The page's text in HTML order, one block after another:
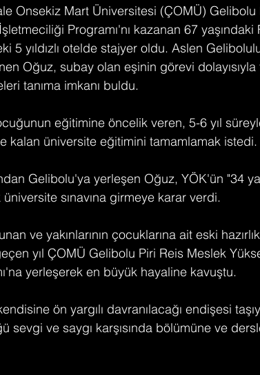
Onsekiz Mart Üniversitesi (ÇOMÜ)
Programı'nı kazanan 67 yaşındaki
5 yıldızlı otelde stajyer oldu. Aslen
Oğuz, subay olan eşinin görevi dolayısıyla
tanıma imkanı buldu.
eğitimine öncelik veren, 5-6 yıl
kalan üniversite eğitimini tamamlamak istedi.
Gelibolu'ya yerleşen Oğuz, YÖK'ün "34
sınavına girmeye karar verdi.
ve yakınlarının çocuklarına ait eski
yıl ÇOMÜ Gelibolu Piri Reis Meslek
yerleşerek en büyük hayaline kavuştu.
ön yargılı davranılacağı endişesi
sevgi ve saygı karşısında bölümüne ve